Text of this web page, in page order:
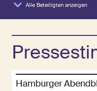
Alle Beteiligten anzeigen
Hamburger